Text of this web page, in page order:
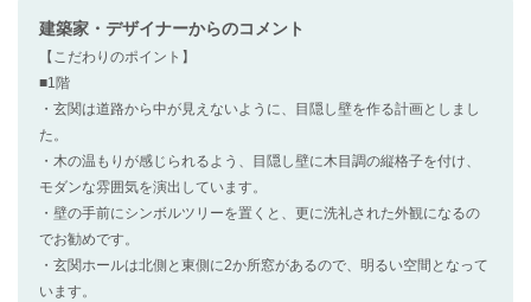
建築家・デザイナーからのコメント
【こだわりのポイント】
■1階
・玄関は道路から中が見えないように、目隠し壁を作る計画としまし
た。
・木の温もりが感じられるよう、目隠し壁に木目調の縦格子を付け、
モダンな雰囲気を演出しています。
・壁の手前にシンボルツリーを置くと、更に洗礼された外観になるの
でお勧めです。
・玄関ホールは北側と東側に2か所窓があるので、明るい空間となって
います。